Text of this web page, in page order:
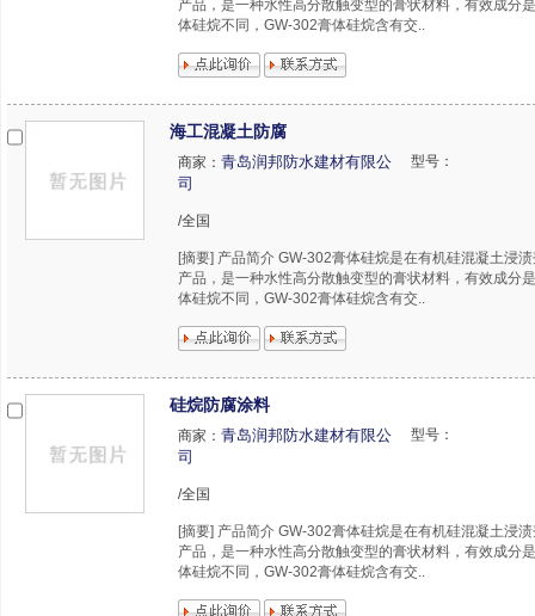
产品，是一种水性高分散触变型的膏状材料，有效成分
体硅烷不同，GW-302膏体硅烷含有交..
海工混凝土防腐
商家： 青岛润邦防水建材有限公
司
型号：
/全国
[摘要] 产品简介 GW-302膏体硅烷是在有机硅混凝土浸
产品，是一种水性高分散触变型的膏状材料，有效成分
体硅烷不同，GW-302膏体硅烷含有交..
硅烷防腐涂料
商家： 青岛润邦防水建材有限公
司
型号：
/全国
[摘要] 产品简介 GW-302膏体硅烷是在有机硅混凝土浸
产品，是一种水性高分散触变型的膏状材料，有效成分
体硅烷不同，GW-302膏体硅烷含有交..